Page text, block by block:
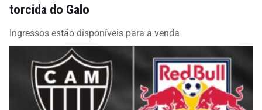
torcida do Galo
Ingressos estão disponíveis para a venda